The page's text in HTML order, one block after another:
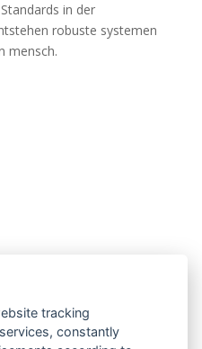
in der
robuste systemen
mensch.
tracking
constantly